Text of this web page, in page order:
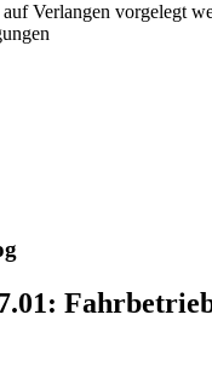
Verlangen vorgelegt